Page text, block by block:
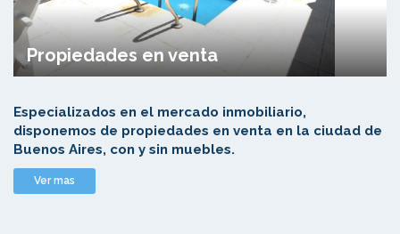
Propiedades en venta
Especializados en el mercado inmobiliario,
disponemos de propiedades en venta en la ciudad de
Buenos Aires, con y sin muebles.
Ver mas